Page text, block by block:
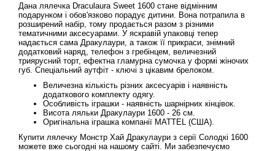
Дана лялечка Draculaura Sweet 1600 стане відмінним
подарунком і обов'язково порадує дитини. Вона потрапила в
розширений набір, тому продається разом з різними
тематичними аксесуарами. У яскравій упаковці тепер
надається сама Дракулаури, а також її прикраси, знімний
додатковий наряд, телефон з гребінцем, величезний
триярусний торт, ефектна гламурна сумочка у формі жіночих
губ. Спеціальний аутфіт - ключі з цікавим брелоком.
Величезна кількість різних аксесуарів і наявність
додаткового комплекту одягу.
Особливість іграшки - наявність шарнірних кінцівок.
Висота ляльки Дракулаури 1600 - 26 см.
Оригінальна іграшка компанії MATTEL (США).
Купити лялечку Монстр Хай Дракулаури з серії Солодкі 1600
можете вже сьогодні на нашому сайті. Ми забезпечуємо